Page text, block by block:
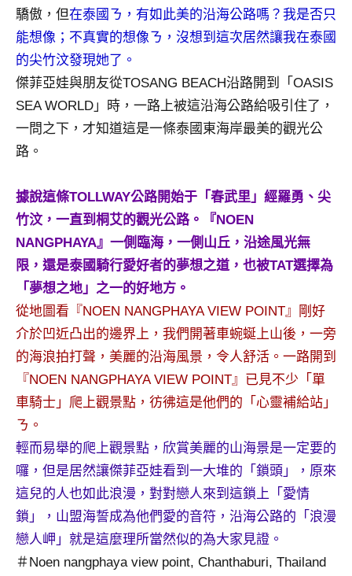
者、
各
發
表
動
持、
學
校
企
業
講
座、
落
客
及
旅
遊
誌
專
欄、
觀
光
合
驕傲，但在泰國ㄋ，有如此美的沿海公路嗎？我是否只
能想像；不真實的想像ㄋ，沒想到這次居然讓我在泰國
的尖竹汶發現她了。
傑菲亞娃與朋友從TOSANG BEACH沿路開到「OASIS
SEA WORLD」時，一路上被這沿海公路給吸引住了，
一問之下，才知道這是一條泰國東海岸最美的觀光公
路。
據說這條TOLLWAY公路開始于「春武里」經羅勇、尖
竹汶，一直到桐艾的觀光公路。『NOEN
NANGPHAYA』一側臨海，一側山丘，沿途風光無
限，還是泰國騎行愛好者的夢想之道，也被TAT選擇為
「夢想之地」之一的好地方。
從地圖看『NOEN NANGPHAYA VIEW POINT』剛好
介於凹近凸出的邊界上，我們開著車蜿蜒上山後，一旁
的海浪拍打聲，美麗的沿海風景，令人舒活。一路開到
『NOEN NANGPHAYA VIEW POINT』已見不少「單
車騎士」爬上觀景點，彷彿這是他們的「心靈補給站」
ㄋ。
輕而易舉的爬上觀景點，欣賞美麗的山海景是一定要的
囉，但是居然讓傑菲亞娃看到一大堆的「鎖頭」，原來
這兒的人也如此浪漫，對對戀人來到這鎖上「愛情
鎖」，山盟海誓成為他們愛的音符，沿海公路的「浪漫
戀人岬」就是這麼理所當然似的為大家見證。
＃Noen nangphaya view point, Chanthaburi, Thailand